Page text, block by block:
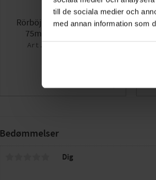
till de sociala medier och
med annan information som
Bedømmelser
Dig
Rörböj PP 1 Muff Nordisk
75mmx90GR Terana
Gem som